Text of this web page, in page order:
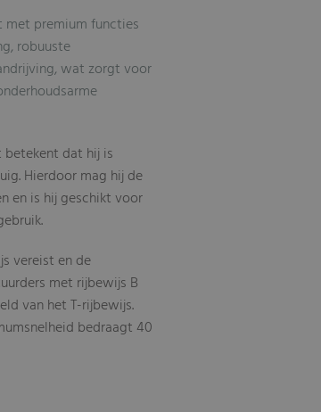
met premium functies
robuuste
wat zorgt voor
betekent dat hij is
Hierdoor mag hij de
en is hij geschikt voor
vereist en de
met rijbewijs B
van het T-rijbewijs.
bedraagt 40